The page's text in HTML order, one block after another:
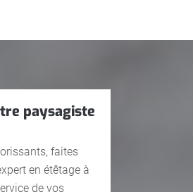
paysagiste
faites
en étêtage à
de vos